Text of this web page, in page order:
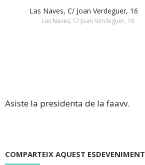
Las Naves, C/ Joan Verdeguer, 16
Las Naves, C/ Joan Verdeguer, 16
Asiste la presidenta de la faavv.
COMPARTEIX AQUEST ESDEVENIMENT